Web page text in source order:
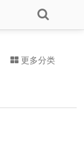
更多分类